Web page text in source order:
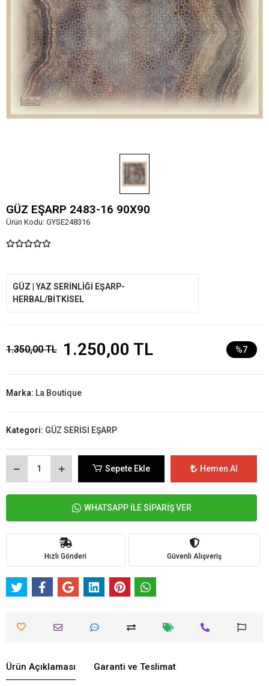
GÜZ EŞARP 2483-16 90X90
Ürün Kodu: GYSE248316
GÜZ | YAZ SERİNLİĞİ EŞARP-
HERBAL/BİTKİSEL
1.350,00 TL 1.250,00 TL %7
Marka: La Boutique
Kategori: GÜZ SERİSİ EŞARP
Sepete Ekle Hemen Al
WHATSAPP İLE SİPARİŞ VER
Hızlı Gönderi Güvenli Alışveriş
Ürün Açıklaması Garanti ve Teslimat